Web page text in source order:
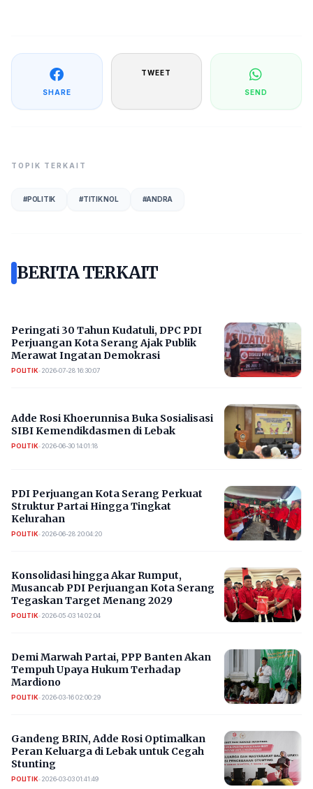
SHARE
TWEET
SEND
TOPIK TERKAIT
#POLITIK #TITIK NOL #ANDRA
BERITA TERKAIT
Peringati 30 Tahun Kudatuli, DPC PDI
Perjuangan Kota Serang Ajak Publik
Merawat Ingatan Demokrasi
POLITIK• 2026-07-28 16:30:07
Adde Rosi Khoerunnisa Buka Sosialisasi
SIBI Kemendikdasmen di Lebak
POLITIK• 2026-06-30 14:01:18
PDI Perjuangan Kota Serang Perkuat
Struktur Partai Hingga Tingkat
Kelurahan
POLITIK• 2026-06-28 20:04:20
Konsolidasi hingga Akar Rumput,
Musancab PDI Perjuangan Kota Serang
Tegaskan Target Menang 2029
POLITIK• 2026-05-03 14:02:04
Demi Marwah Partai, PPP Banten Akan
Tempuh Upaya Hukum Terhadap
Mardiono
POLITIK• 2026-03-16 02:00:29
Gandeng BRIN, Adde Rosi Optimalkan
Peran Keluarga di Lebak untuk Cegah
Stunting
POLITIK• 2026-03-03 01:41:49